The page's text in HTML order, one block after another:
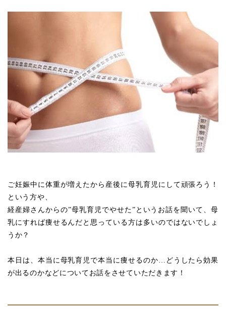
ご妊娠中に体重が増えたから産後に母乳育児にして頑張ろう！
という方や、
経産婦さんからの”母乳育児でやせた”というお話を聞いて、母
乳にすれば痩せるんだと思っている方は多いのではないでしょ
うか？
本日は、本当に母乳育児で本当に痩せるのか…どうしたら効果
が出るのかなどについてお話をさせていただきます！